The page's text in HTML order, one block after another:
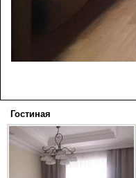
Гостиная